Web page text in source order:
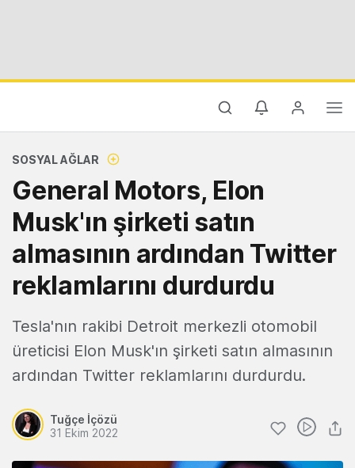
SOSYAL AĞLAR
General Motors, Elon
Musk'ın şirketi satın
almasının ardından Twitter
reklamlarını durdurdu
Tesla'nın rakibi Detroit merkezli otomobil
üreticisi Elon Musk'ın şirketi satın almasının
ardından Twitter reklamlarını durdurdu.
Tuğçe İçözü
31 Ekim 2022